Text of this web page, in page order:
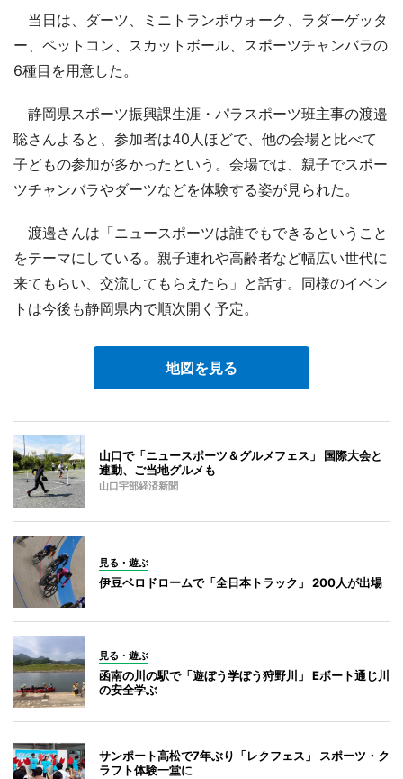
当日は、ダーツ、ミニトランポウォーク、ラダーゲッタ
ー、ペットコン、スカットボール、スポーツチャンバラの
6種目を用意した。
静岡県スポーツ振興課生涯・パラスポーツ班主事の渡邉
聡さんよると、参加者は40人ほどで、他の会場と比べて
子どもの参加が多かったという。会場では、親子でスポー
ツチャンバラやダーツなどを体験する姿が見られた。
渡邉さんは「ニュースポーツは誰でもできるということ
をテーマにしている。親子連れや高齢者など幅広い世代に
来てもらい、交流してもらえたら」と話す。同様のイベン
トは今後も静岡県内で順次開く予定。
地図を見る
山口で「ニュースポーツ＆グルメフェス」 国際大会と
連動、ご当地グルメも
山口宇部経済新聞
見る・遊ぶ
伊豆ベロドロームで「全日本トラック」 200人が出場
見る・遊ぶ
函南の川の駅で「遊ぼう学ぼう狩野川」 Eボート通じ川
の安全学ぶ
サンポート高松で7年ぶり「レクフェス」 スポーツ・ク
ラフト体験一堂に